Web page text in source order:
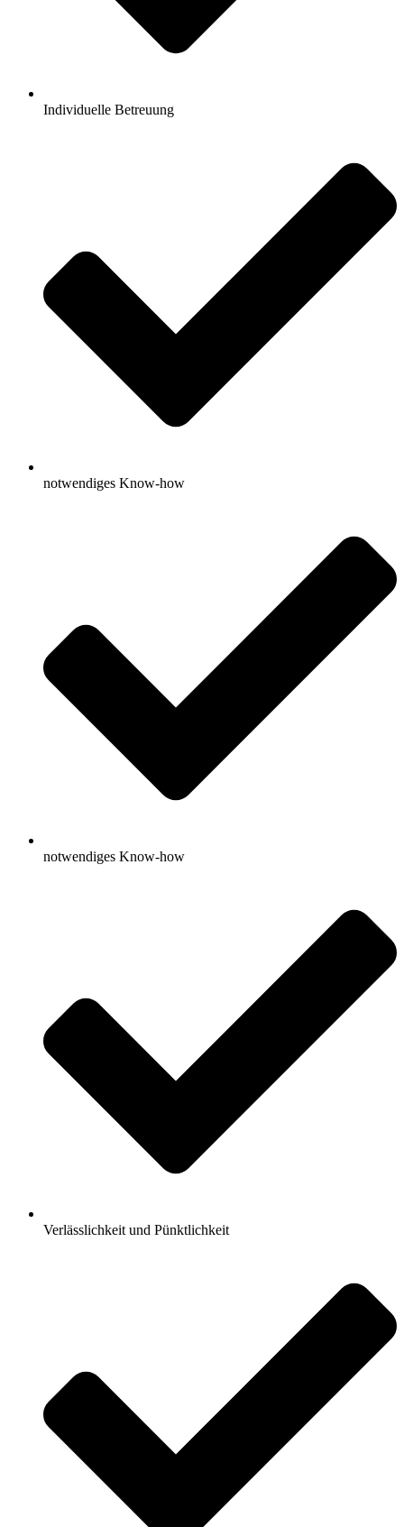
Individuelle Betreuung
notwendiges Know-how
notwendiges Know-how
Verlässlichkeit und Pünktlichkeit